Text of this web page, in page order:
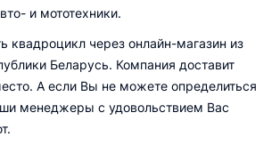
и мототехники.
квадроцикл через онлайн-магазин из
Беларусь. Компания доставит
А если Вы не можете определиться
менеджеры с удовольствием Вас